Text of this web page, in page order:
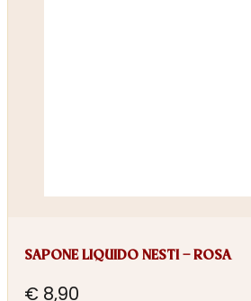
SAPONE LIQUIDO NESTI – ROSA
€ 8,90